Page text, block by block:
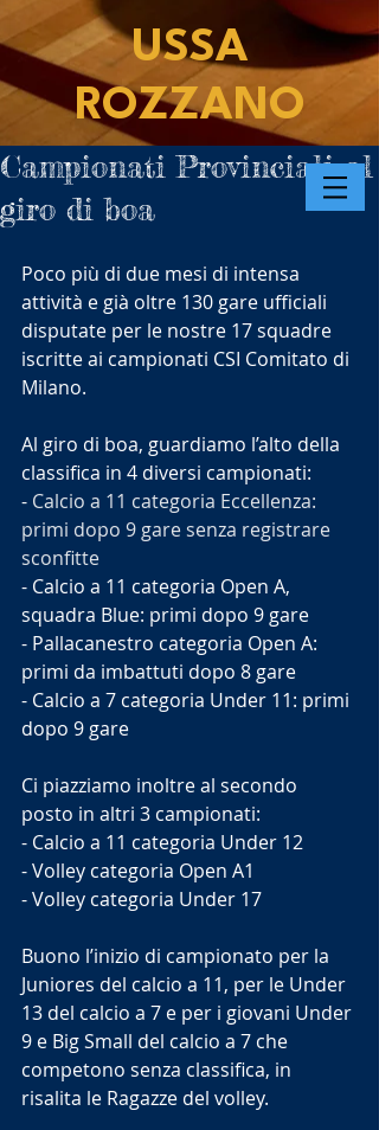
USSA
ROZZANO
Campionati Provinciali al
giro di boa
Poco più di due mesi di intensa
attività e già oltre 130 gare ufficiali
disputate per le nostre 17 squadre
iscritte ai campionati CSI Comitato di
Milano.
Al giro di boa, guardiamo l’alto della
classifica in 4 diversi campionati:
- Calcio a 11 categoria Eccellenza:
primi dopo 9 gare senza registrare
sconfitte
- Calcio a 11 categoria Open A,
squadra Blue: primi dopo 9 gare
- Pallacanestro categoria Open A:
primi da imbattuti dopo 8 gare
- Calcio a 7 categoria Under 11: primi
dopo 9 gare
Ci piazziamo inoltre al secondo
posto in altri 3 campionati:
- Calcio a 11 categoria Under 12
- Volley categoria Open A1
- Volley categoria Under 17
Buono l’inizio di campionato per la
Juniores del calcio a 11, per le Under
13 del calcio a 7 e per i giovani Under
9 e Big Small del calcio a 7 che
competono senza classifica, in
risalita le Ragazze del volley.